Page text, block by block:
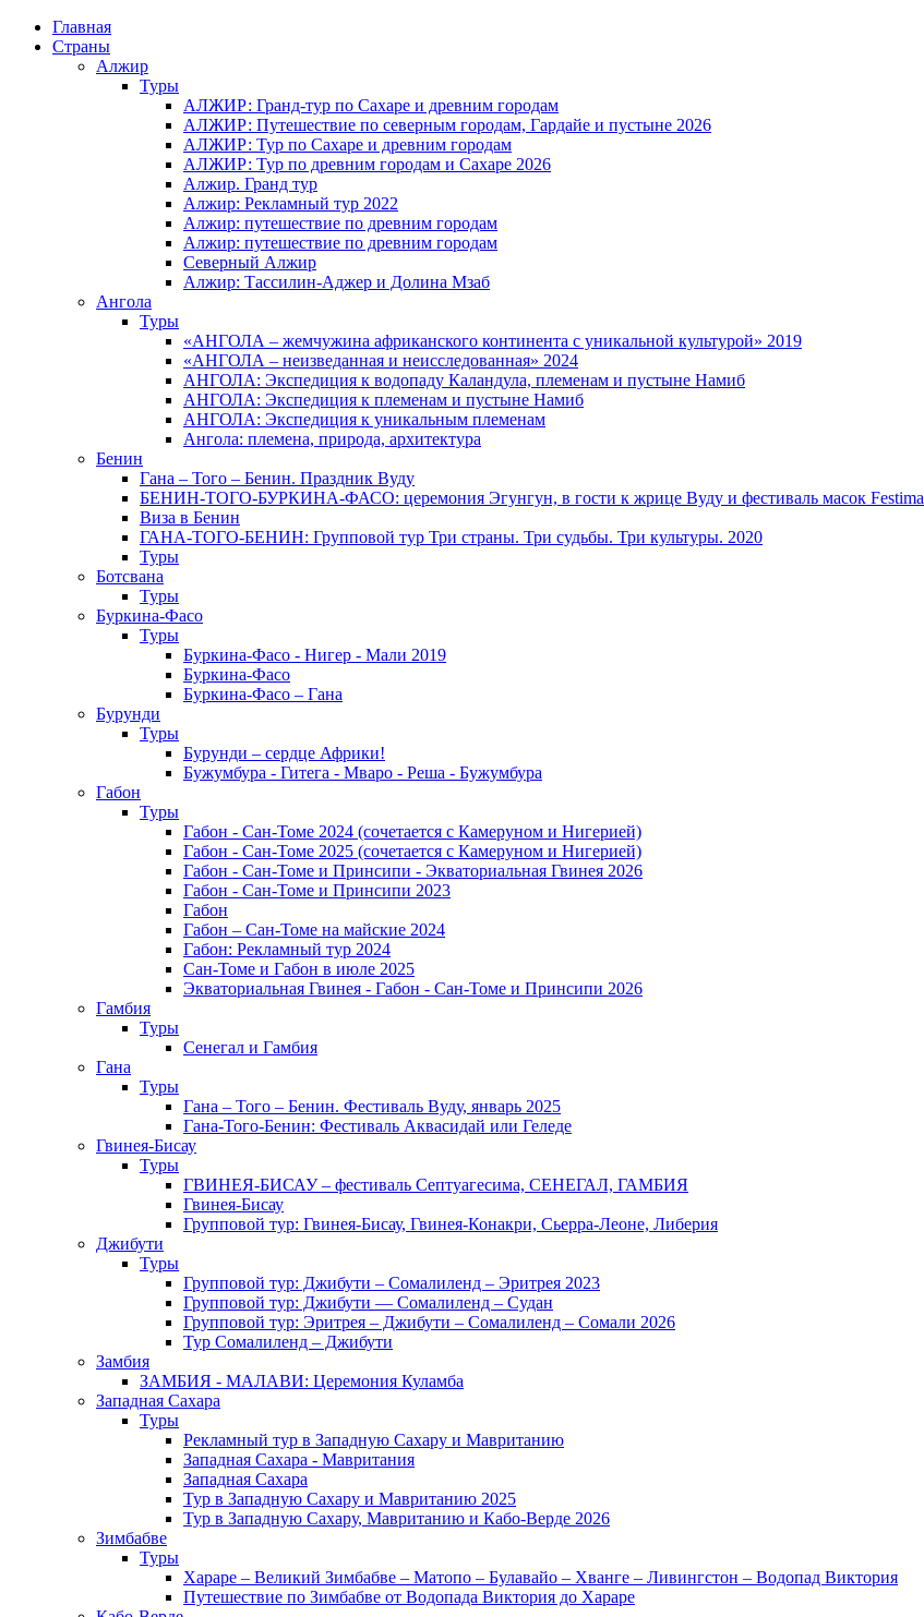
Главная
Страны
Алжир
Туры
АЛЖИР: Гранд-тур по Сахаре и древним городам
АЛЖИР: Путешествие по северным городам, Гардайе и пустыне 2026
АЛЖИР: Тур по Сахаре и древним городам
АЛЖИР: Тур по древним городам и Сахаре 2026
Алжир. Гранд тур
Алжир: Рекламный тур 2022
Алжир: путешествие по древним городам
Алжир: путешествие по древним городам
Северный Алжир
Алжир: Тассилин-Аджер и Долина Мзаб
Ангола
Туры
«АНГОЛА – жемчужина африканского континента с уникальной культурой» 2019
«АНГОЛА – неизведанная и неисследованная» 2024
АНГОЛА: Экспедиция к водопаду Каландула, племенам и пустыне Намиб
АНГОЛА: Экспедиция к племенам и пустыне Намиб
АНГОЛА: Экспедиция к уникальным племенам
Ангола: племена, природа, архитектура
Бенин
Гана – Того – Бенин. Праздник Вуду
БЕНИН-ТОГО-БУРКИНА-ФАСО: церемония Эгунгун, в гости к жрице Вуду и фестиваль масок Festima
Виза в Бенин
ГАНА-ТОГО-БЕНИН: Групповой тур Три страны. Три судьбы. Три культуры. 2020
Туры
Ботсвана
Туры
Буркина-Фасо
Туры
Буркина-Фасо - Нигер - Мали 2019
Буркина-Фасо
Буркина-Фасо – Гана
Бурунди
Туры
Бурунди – сердце Африки!
Бужумбура - Гитега - Мваро - Реша - Бужумбура
Габон
Туры
Габон - Сан-Томе 2024 (сочетается с Камеруном и Нигерией)
Габон - Сан-Томе 2025 (сочетается с Камеруном и Нигерией)
Габон - Сан-Томе и Принсипи - Экваториальная Гвинея 2026
Габон - Сан-Томе и Принсипи 2023
Габон
Габон – Сан-Томе на майские 2024
Габон: Рекламный тур 2024
Сан-Томе и Габон в июле 2025
Экваториальная Гвинея - Габон - Сан-Томе и Принсипи 2026
Гамбия
Туры
Сенегал и Гамбия
Гана
Туры
Гана – Того – Бенин. Фестиваль Вуду, январь 2025
Гана-Того-Бенин: Фестиваль Аквасидай или Геледе
Гвинея-Бисау
Туры
ГВИНЕЯ-БИСАУ – фестиваль Септуагесима, СЕНЕГАЛ, ГАМБИЯ
Гвинея-Бисау
Групповой тур: Гвинея-Бисау, Гвинея-Конакри, Сьерра-Леоне, Либерия
Джибути
Туры
Групповой тур: Джибути – Cомалиленд – Эритрея 2023
Групповой тур: Джибути — Сомалиленд – Судан
Групповой тур: Эритрея – Джибути – Сомалиленд – Сомали 2026
Тур Cомалиленд – Джибути
Замбия
ЗАМБИЯ - МАЛАВИ: Церемония Куламба
Западная Сахара
Туры
Рекламный тур в Западную Сахару и Мавританию
Западная Сахара - Мавритания
Западная Сахара
Тур в Западную Сахару и Мавританию 2025
Тур в Западную Сахару, Мавританию и Кабо-Верде 2026
Зимбабве
Туры
Хараре – Великий Зимбабве – Матопо – Булавайо – Хванге – Ливингстон – Водопад Виктория
Путешествие по Зимбабве от Водопада Виктория до Хараре